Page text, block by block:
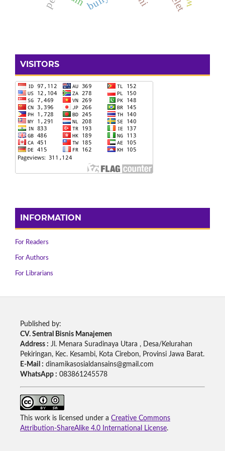
VISITORS
INFORMATION
For Readers
For Authors
For Librarians
Published by:
CV. Sentral Bisnis Manajemen
Address : Jl. Menara Suradinaya Utara , Desa/Kelurahan
Pekiringan, Kec. Kesambi, Kota Cirebon, Provinsi Jawa Barat.
E-Mail : dinamikasosialdansains@gmail.com
WhatsApp : 083861245578
This work is licensed under a Creative Commons
Attribution-ShareAlike 4.0 International License.